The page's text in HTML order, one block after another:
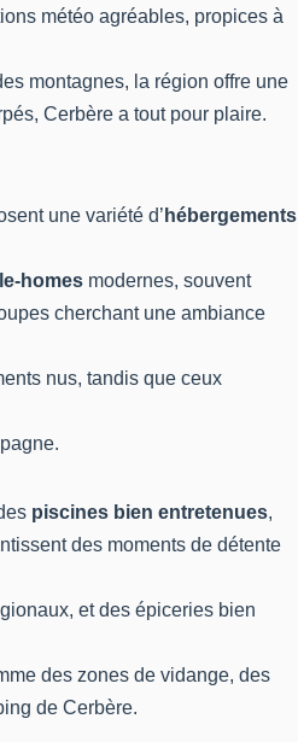
météo agréables, propices à
montagnes, la région offre une
Cerbère a tout pour plaire.
une variété d’ hébergements
homes modernes, souvent
cherchant une ambiance
nus, tandis que ceux
piscines bien entretenues,
des moments de détente
et des épiceries bien
des zones de vidange, des
de Cerbère.